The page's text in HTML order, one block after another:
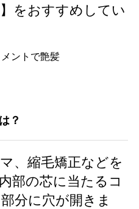
をおすすめしてい
？
、縮毛矯正などを
部の芯に当たるコ
分に穴が開きま